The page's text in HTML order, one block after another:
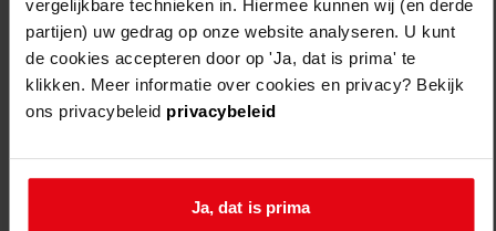
vergelijkbare technieken in. Hiermee kunnen wij (en derde
partijen) uw gedrag op onze website analyseren. U kunt
de cookies accepteren door op 'Ja, dat is prima' te
klikken. Meer informatie over cookies en privacy? Bekijk
ons privacybeleid privacybeleid
Ja, dat is prima